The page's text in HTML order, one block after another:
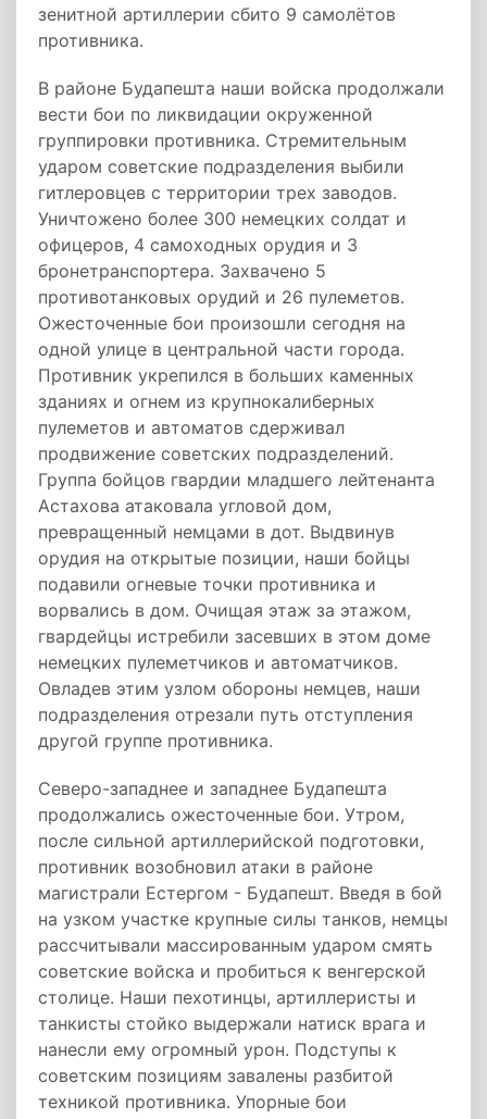
зенитной артиллерии сбито 9 самолётов
противника.
В районе Будапешта наши войска продолжали
вести бои по ликвидации окруженной
группировки противника. Стремительным
ударом советские подразделения выбили
гитлеровцев с территории трех заводов.
Уничтожено более 300 немецких солдат и
офицеров, 4 самоходных орудия и 3
бронетранспортера. Захвачено 5
противотанковых орудий и 26 пулеметов.
Ожесточенные бои произошли сегодня на
одной улице в центральной части города.
Противник укрепился в больших каменных
зданиях и огнем из крупнокалиберных
пулеметов и автоматов сдерживал
продвижение советских подразделений.
Группа бойцов гвардии младшего лейтенанта
Астахова атаковала угловой дом,
превращенный немцами в дот. Выдвинув
орудия на открытые позиции, наши бойцы
подавили огневые точки противника и
ворвались в дом. Очищая этаж за этажом,
гвардейцы истребили засевших в этом доме
немецких пулеметчиков и автоматчиков.
Овладев этим узлом обороны немцев, наши
подразделения отрезали путь отступления
другой группе противника.
Северо-западнее и западнее Будапешта
продолжались ожесточенные бои. Утром,
после сильной артиллерийской подготовки,
противник возобновил атаки в районе
магистрали Естергом - Будапешт. Введя в бой
на узком участке крупные силы танков, немцы
рассчитывали массированным ударом смять
советские войска и пробиться к венгерской
столице. Наши пехотинцы, артиллеристы и
танкисты стойко выдержали натиск врага и
нанесли ему огромный урон. Подступы к
советским позициям завалены разбитой
техникой противника. Упорные бои